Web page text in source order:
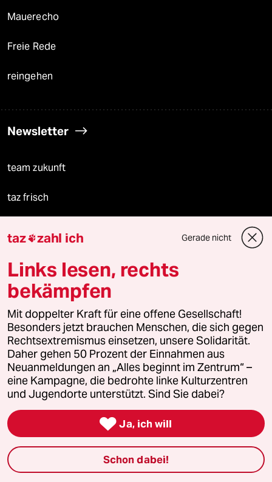
Mauerecho
Freie Rede
reingehen
Newsletter
team zukunft
taz frisch
Veranstaltungen
Demnächst
Vor Ort
Live im Stream
Vergangene
taz lab 2027
taz zahl ich Gerade nicht
Links lesen, rechts
bekämpfen
Mit doppelter Kraft für eine offene Gesellschaft!
Besonders jetzt brauchen Menschen, die sich gegen
Rechtsextremismus einsetzen, unsere Solidarität.
Daher gehen 50 Prozent der Einnahmen aus
Neuanmeldungen an „Alles beginnt im Zentrum“ –
eine Kampagne, die bedrohte linke Kulturzentren
und Jugendorte unterstützt. Sind Sie dabei?
 Ja, ich will
Schon dabei!